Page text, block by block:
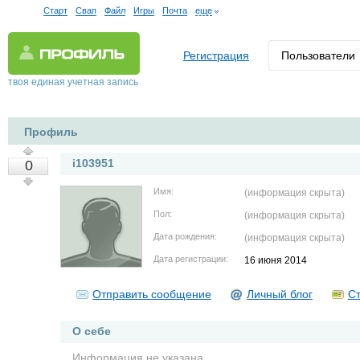
Старт Свап Файл Игры Почта еще
твоя единая учетная запись
Регистрация Пользователи
Профиль
0 i103951
Имя: (информация скрыта)
Пол: (информация скрыта)
Дата рождения: (информация скрыта)
Дата регистрации: 16 июня 2014
Отправить сообщение Личный блог
О себе